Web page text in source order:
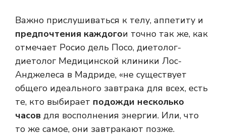
Важно прислушиваться к телу, аппетиту и
предпочтения каждогои точно так же, как
отмечает Росио дель Посо, диетолог-
диетолог Медицинской клиники Лос-
Анджелеса в Мадриде, «не существует
общего идеального завтрака для всех, есть
те, кто выбирает подожди несколько
часов для восполнения энергии. Или, что
то же самое, они завтракают позже.